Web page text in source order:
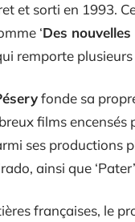
et sorti en 1993.
‘Des
remporte
fonde sa
films encensés
ses productions
ainsi que
françaises, le